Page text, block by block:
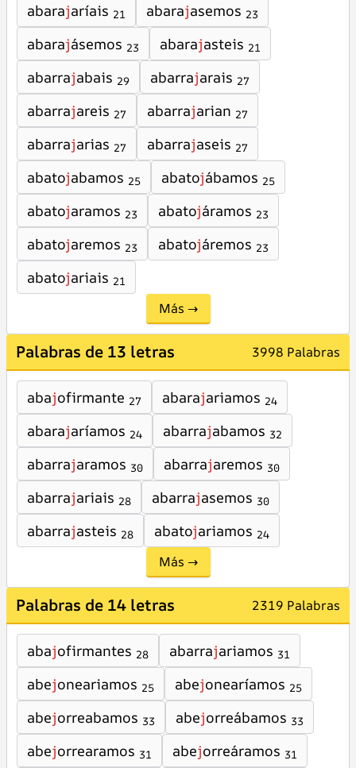
abarajaríais 21 abarajasemos 23
abarajásemos 23 abarajasteis 21
abarrajabais 29 abarrajarais 27
abarrajareis 27 abarrajarian 27
abarrajarias 27 abarrajaseis 27
abatojabamos 25 abatojábamos 25
abatojaramos 23 abatojáramos 23
abatojaremos 23 abatojáremos 23
abatojariais 21
Más →
Palabras de 13 letras 3998 Palabras
abajofirmante 27 abarajariamos 24
abarajaríamos 24 abarrajabamos 32
abarrajaramos 30 abarrajaremos 30
abarrajariais 28 abarrajasemos 30
abarrajasteis 28 abatojariamos 24
Más →
Palabras de 14 letras 2319 Palabras
abajofirmantes 28 abarrajariamos 31
abejoneariamos 25 abejonearíamos 25
abejorreabamos 33 abejorreábamos 33
abejorrearamos 31 abejorreáramos 31